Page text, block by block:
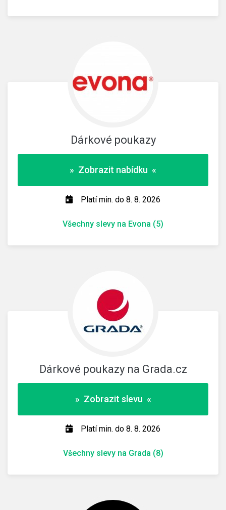
Dárkové poukazy
» Zobrazit nabídku «
Platí min. do 8. 8. 2026
Všechny slevy na Evona (5)
Dárkové poukazy na Grada.cz
» Zobrazit slevu «
Platí min. do 8. 8. 2026
Všechny slevy na Grada (8)